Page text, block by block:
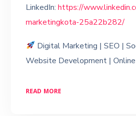
LinkedIn: https://
marketingkota-25a22b282/
Digital Marketing | SEO |
Website Development |
READ MORE